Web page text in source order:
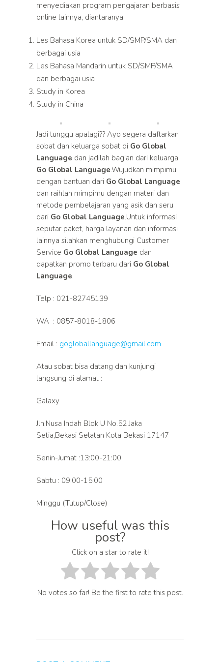
menyediakan program pengajaran berbasis
online lainnya, diantaranya:
Les Bahasa Korea untuk SD/SMP/SMA dan
berbagai usia
Les Bahasa Mandarin untuk SD/SMP/SMA
dan berbagai usia
Study in Korea
Study in China
Jadi tunggu apalagi?? Ayo segera daftarkan
sobat dan keluarga sobat di Go Global
Language dan jadilah bagian dari keluarga
Go Global Language.Wujudkan mimpimu
dengan bantuan dari Go Global Language
dan raihlah mimpimu dengan materi dan
metode pembelajaran yang asik dan seru
dari Go Global Language.Untuk informasi
seputar paket, harga layanan dan informasi
lainnya silahkan menghubungi Customer
Service Go Global Language dan
dapatkan promo terbaru dari Go Global
Language.
Telp : 021-82745139
WA : 0857-8018-1806
Email : gogloballanguage@gmail.com
Atau sobat bisa datang dan kunjungi
langsung di alamat :
Galaxy
Jln.Nusa Indah Blok U No.52 Jaka
Setia,Bekasi Selatan Kota Bekasi 17147
Senin-Jumat :13:00-21:00
Sabtu : 09:00-15:00
Minggu (Tutup/Close)
How useful was this
post?
Click on a star to rate it!
No votes so far! Be the first to rate this post.